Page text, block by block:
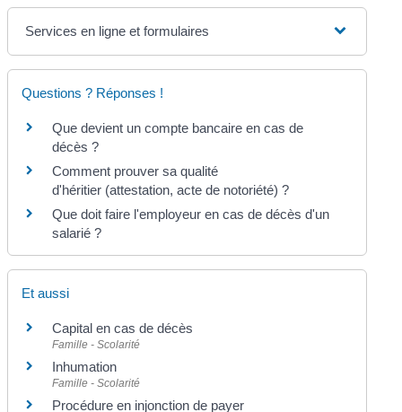
Services en ligne et formulaires
Questions ? Réponses !
Que devient un compte bancaire en cas de
décès ?
Comment prouver sa qualité
d'héritier (attestation, acte de notoriété) ?
Que doit faire l'employeur en cas de décès d'un
salarié ?
Et aussi
Capital en cas de décès
Famille - Scolarité
Inhumation
Famille - Scolarité
Procédure en injonction de payer